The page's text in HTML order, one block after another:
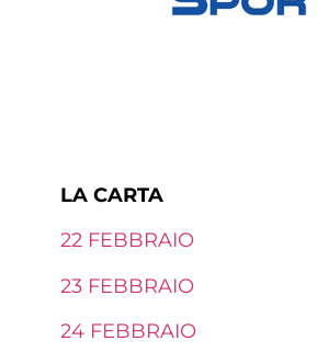
LA CARTA
22 FEBBRAIO
23 FEBBRAIO
24 FEBBRAIO